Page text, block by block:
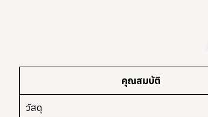
คุณสมบัติ
วัสดุ